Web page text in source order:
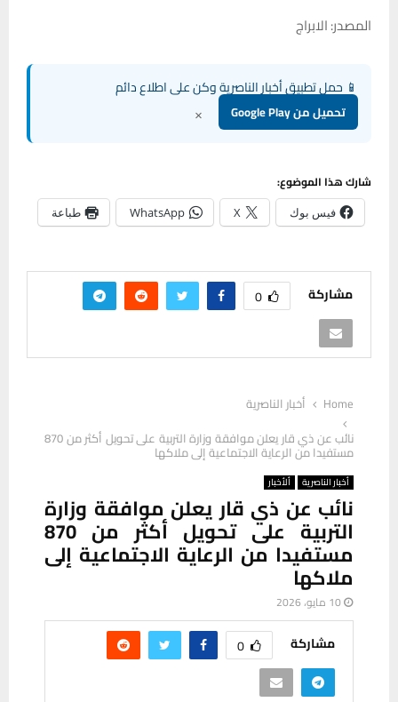
المصدر: الابراج
📱 حمل تطبيق أخبار الناصرية وكن على اطلاع دائم
تحميل من Google Play ×
شارك هذا الموضوع:
فيس بوك X
WhatsApp طباعة
مشاركة 0
Home
أخبار الناصرية
نائب عن ذي قار يعلن موافقة وزارة التربية على تحويل أكثر من 870
مستفيدا من الرعاية الاجتماعية إلى ملاكها
أخبار الناصرية ألأخبار
نائب عن ذي قار يعلن موافقة وزارة
التربية على تحويل أكثر من 870
مستفيدا من الرعاية الاجتماعية إلى
ملاكها
10 مايو، 2026
مشاركة 0